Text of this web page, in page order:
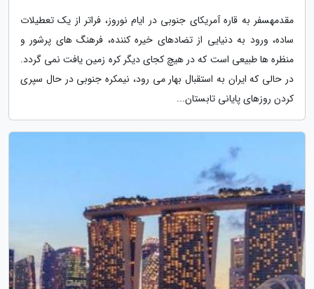
مقدمهسفر به قاره آمریکای جنوبی در ایام نوروز، فراتر از یک تعطیلات
ساده، ورود به دنیایی از تضادهای خیره کننده، فرهنگ های پرشور و
منظره ها طبیعی است که در هیچ کجای دیگر کره زمین یافت نمی گردد.
در حالی که ایران به استقبال بهار می رود، نیمکره جنوبی در حال سپری
کردن روزهای پایانی تابستان...